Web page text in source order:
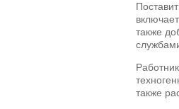
также
также